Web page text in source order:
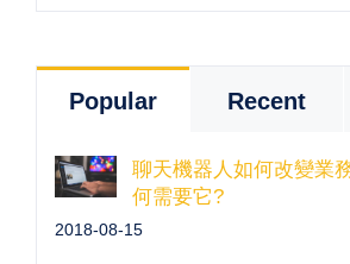
Popular Recent
聊天機器人如何改變業
何需要它?
2018-08-15